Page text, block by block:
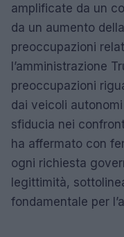
amplificate da un
da un aumento
preoccupazioni
l’amministrazione
preoccupazioni
dai veicoli
sfiducia nei
ha affermato con
ogni richiesta
legittimità,
fondamentale per